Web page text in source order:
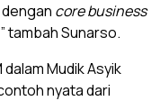
core business
tambah Sunarso.
Mudik Asyik
nyata dari